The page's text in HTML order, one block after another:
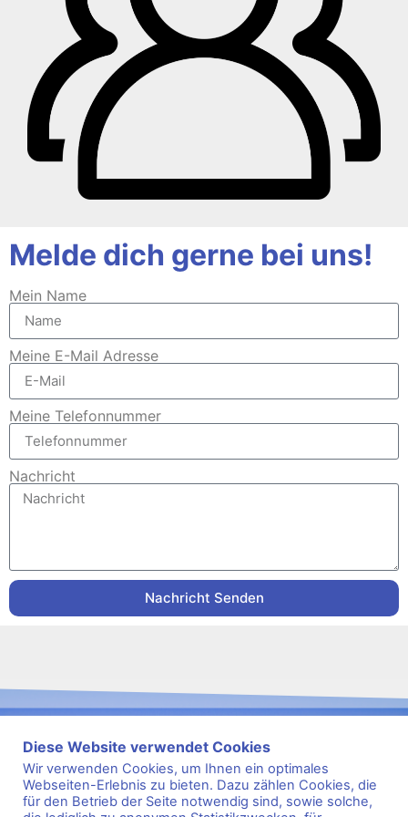
Melde dich gerne bei uns!
Mein Name
Meine E-Mail Adresse
Meine Telefonnummer
Nachricht
Nachricht Senden
Diese Website verwendet Cookies
Wir verwenden Cookies, um Ihnen ein optimales
Webseiten-Erlebnis zu bieten. Dazu zählen Cookies, die
für den Betrieb der Seite notwendig sind, sowie solche,